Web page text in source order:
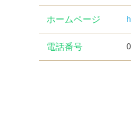
ホームページ
電話番号